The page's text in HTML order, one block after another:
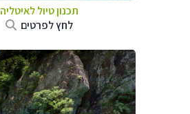
תכנון טיול לאיטליה
לחץ לפרטים